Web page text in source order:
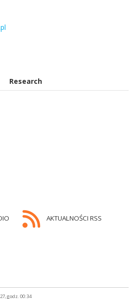
Research
AKTUALNOŚCI RSS
godz. 00:34